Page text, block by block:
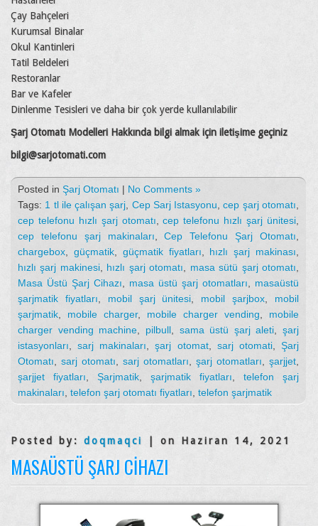
Çay Bahçeleri
Kurumsal Binalar
Okul Kantinleri
Tatil Beldeleri
Restoranlar
Bar ve Kafeler
Dinlenme Tesisleri ve daha bir çok yerde kullanılabilir
Şarj Otomatı Modelleri Hakkında bilgi almak için iletişime geçiniz
bilgi@sarjotomati.com
Posted in Şarj Otomatı | No Comments »
Tags: 1 tl ile çalışan şarj, Cep Sarj Istasyonu,cep şarj otomatı,
cep telefonu hızlı şarj otomatı,cep telefonu hızlı şarj ünitesi,
cep telefonu şarj makinaları,Cep Telefonu Şarj Otomatı,
chargebox, güçmatik, güçmatik fiyatları, hızlı şarj makinası,
hızlı şarj makinesi, hızlı şarj otomatı, masa sütü şarj otomatı,
Masa Üstü Şarj Cihazı, masa üstü şarj otomatları, masaüstü
şarjmatik fiyatları, mobil şarj ünitesi, mobil şarjbox, mobil
şarjmatik, mobile charger, mobile charger vending, mobile
charger vending machine, pilbull, sama üstü şarj aleti, şarj
istasyonları,sarj makinaları,şarj otomat, sarj otomati,Şarj
Otomatı, sarj otomatı, sarj otomatları, şarj otomatları, şarjjet,
şarjjet fiyatları, Şarjmatik, şarjmatik fiyatları, telefon şarj
makinaları, telefon şarj otomatı fiyatları, telefon şarjmatik
Posted by: doqmaqci | on Haziran 14, 2021
MASAÜSTÜ ŞARJ CIHAZI